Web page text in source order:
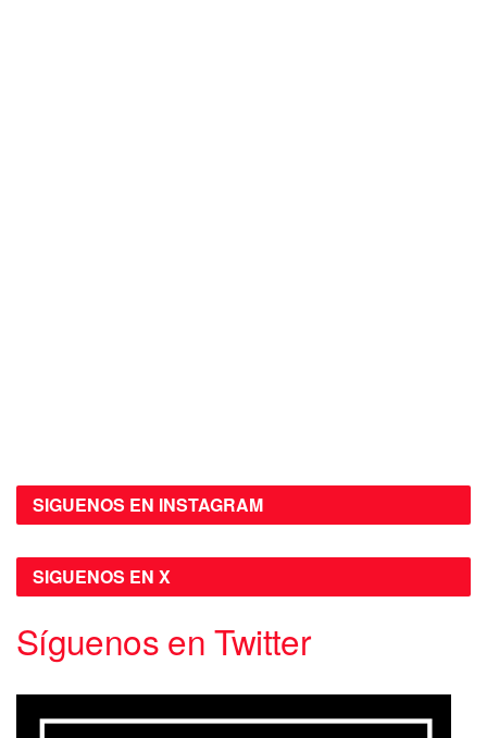
SIGUENOS EN INSTAGRAM
SIGUENOS EN X
Síguenos en Twitter